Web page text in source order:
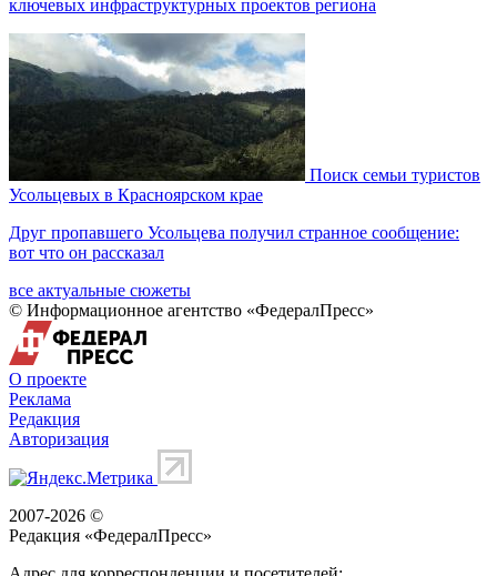
ключевых инфраструктурных проектов региона
Поиск семьи туристов
Усольцевых в Красноярском крае
Друг пропавшего Усольцева получил странное сообщение:
вот что он рассказал
все актуальные сюжеты
© Информационное агентство «ФедералПресс»
О проекте
Реклама
Редакция
Авторизация
2007-2026 ©
Редакция «ФедералПресс»